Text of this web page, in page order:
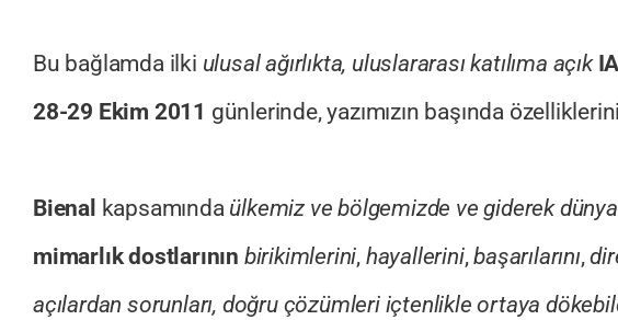
Bu bağlamda ilki ulusal ağırlıkta, uluslararası katılıma açık
28-29 Ekim 2011 günlerinde, yazımızın başında
Bienal kapsamında ülkemiz ve bölgemizde ve giderek
mimarlık dostlarının birikimlerini, hayallerini,başarılarını,
açılardan sorunları, doğru çözümleri içtenlikle ortaya